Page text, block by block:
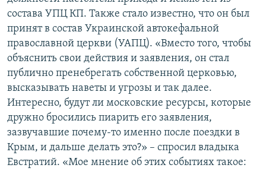
состава УПЦ КП. Также стало известно, что он был
принят в состав Украинской автокефальной
православной церкви (УАПЦ). «Вместо того, чтобы
объяснить свои действия и заявления, он стал
публично пренебрегать собственной церковью,
высказывать наветы и угрозы и так далее.
Интересно, будут ли московские ресурсы, которые
дружно бросились пиарить его заявления,
зазвучавшие почему-то именно после поездки в
Крым, и дальше делать это?» – спросил владыка
Евстратий. «Мое мнение об этих событиях такое: